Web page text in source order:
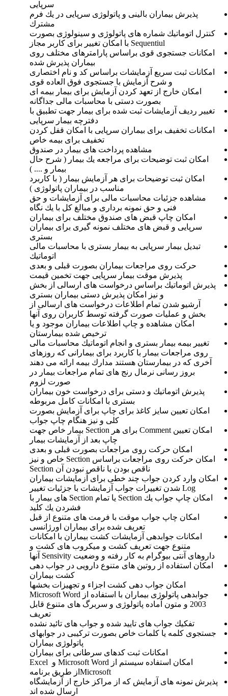
سرپایی
پذیرش بیماران بالینی و پاتولوژی سرپایی در یك فرم
مشترك
كنترل اتوماتیك شماره های پاتولوژی و سینولوژی بصورت
Sequentiul با امكان تغییر برای كاربر مجاز
امكانات جستجوی قوی براساس پارامترهای مختلف روی
بیماران پذیرش شده
امكانات ثبت سریع آزمایشات براساس كد و نام اختصاری
و شرح آزمایش با جستجوی فوق العاده قوی
امكان خارج از تعهد كردن آزمایش برای بیمار بیمه ای
بصورت دستی با محاسبات مالی جداگانه
تغییر ردیف آزمایشات ثبت شده برای بیمار جهت تطبیق با
دفترچه بیمار سرپایی
امكانات تخفیف برای بیماران سرپایی با امكان قفل كردن
تخفیف برای بیمه خاص
مشاهده پرداخت های بیمار در صندوق
امكان ثبت توضیحات برای مراجعه یك بیمار ( شرح حال
بیمار و .... )
امكان ثبت توضیحات برای هر آزمایش بیمار ( با كاربرد
مناسب در بیماران پاتولوژی )
مشاهده جزئیات محاسبات مالی برای آزمایشات و حق
فنی و حق نمونه برداری و مبالغ كل با یك نگاه
امكان چاپ قبض های صندوق مختلف برای بیماران
سرپایی و قبض های مختلف نمونه گیری برای بیماران
بستری
تبدیل بیمار سرپایی به بیمار بستری با محاسبات مالی
اتوماتیك
حركت روی مراجعات بیماران بصورت قبلی و بعدی
پذیرش موقت بیمار سرپایی جهت تخمین قیمت
پذیرش اتوماتیك براساس درخواست های ارسالی از بخش
و نیز امكان پذیرش دستی بیماران بستری
آرشیو شدن تمام اطلاعات درخواست های ارسالی از
بخش و عملیات صورت گرفته توسط كاربران روی آنها
امكان مشاهده و چاپ اطلاعات بیماران موجود و یا
ترخیص شده بیمارستان
تغییر بیمه بیمار بستری و انجام اتوماتیك محاسبات مالی
روی مراجعات بیمار با كاربرد برای بیمارانی كه روزهای
آخری كه در بیمارستان هستند مدارك بیمه ارائه می دهند
بروز رسانی نرمال رنج های تمام مراجعات بیمار در
صورت لزوم
پذیرش اتوماتیك و دستی برای درخواست خون بیماران
بستری با امكانات كامل مربوطه
امكان تعیین سایز كاغذ برای چاپ برای آزمایش بصورت
كلی و نیز هنگام چاپ جواب
امكان تعیین Comment برای هر Section بیمار خاص جهت
چاپ بعد از آزمایشات بیمار
امكان حركت روی مراجعات بصورت قبلی و بعدی
امكان حركت روی مراجعات براساس Section خاص و نیز
ناقص بودن یا ناقص نبودن آن Section
امكان وارد كردن جواب چند خطی برای آزمایشات بیماران
Log شدن تغییرات جواب آزمایشات با جزئیات تغییر
امكان چاپ جواب یك Section یا تمام Section های بیمار با
فشردن یك كلید
امكان چاپ جواب موقت با فرمت های متنوع از قبل
تعریف شده برای بیماران اورژانسی
امكانات جوابدهی آزمایشات كشت بیماران با امكانات
متنوع جهت تعریف كشت و میكروب های كشت و
داروهای آنتی بیوگرام به كار رفته و وضعیت Sensivity آنها
امكان استفاده از روتین های متنوع دارویی در جواب دهی
كشت بیماران
امكان جواب دهی كشت اجزاء و تجهیزات بخشها
جوابدهی پاتولوژی بیماران با استفاده از Microsoft Word
2003 و متون آماده پاتولوژی و سربرگ های متنوع قابل
تعریف
تفكیك جواب های تایید شده و جواب های تائید نشده
جستجوی كلمه یا كلمات خاص بصورت تركیبی در جوابهای
پاتولوژی بیماران
امكانات ثبت كدهای سرطانی برای بیماران
امكان استفاده سیستم از Microsoft Word و Excel
Microsoftاز طریق برنامه
پذیرش نمونه های آزمایش كه از مراكز خارج از آزمایشگاه
ارسال شده اند